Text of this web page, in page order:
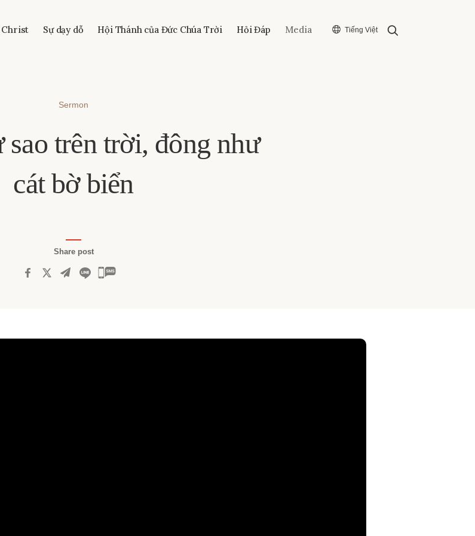
Sự dạy dỗ Hội Thánh của Đức Chúa Trời Hỏi Đáp Media Tiếng Việt Search
Sermon
sao trên trời, đông như
cát bờ biển
Share post